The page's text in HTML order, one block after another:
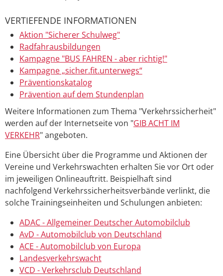
VERTIEFENDE INFORMATIONEN
Aktion "Sicherer Schulweg"
Radfahrausbildungen
Kampagne "BUS FAHREN - aber richtig!"
Kampagne „sicher.fit.unterwegs“
Präventionskatalog
Prävention auf dem Stundenplan
Weitere Informationen zum Thema "Verkehrssicherheit"
werden auf der Internetseite von "GIB ACHT IM
VERKEHR" angeboten.
Eine Übersicht über die Programme und Aktionen der
Vereine und Verkehrswachten erhalten Sie vor Ort oder
im jeweiligen Onlineauftritt. Beispielhaft sind
nachfolgend Verkehrssicherheitsverbände verlinkt, die
solche Trainingseinheiten und Schulungen anbieten:
ADAC - Allgemeiner Deutscher Automobilclub
AvD - Automobilclub von Deutschland
ACE - Automobilclub von Europa
Landesverkehrswacht
VCD - Verkehrsclub Deutschland